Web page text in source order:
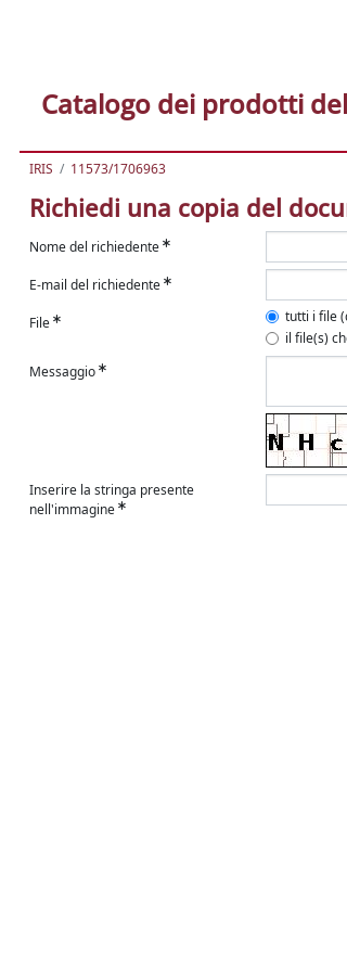
Catalogo dei prodotti
IRIS 11573/1706963
Richiedi una copia del
Nome del richiedente
E-mail del richiedente
File
tutti i file
il file(s)
Messaggio
Inserire la stringa presente
nell'immagine